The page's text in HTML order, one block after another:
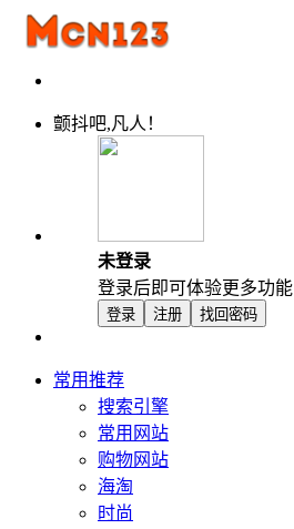
颤抖吧,凡人！
未登录
登录后即可体验更多功能
登录 注册 找回密码
常用推荐
搜索引擎
常用网站
购物网站
海淘
时尚